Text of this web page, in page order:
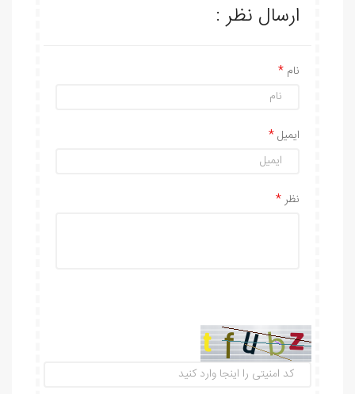
ارسال نظر :
نام
ایمیل
نظر